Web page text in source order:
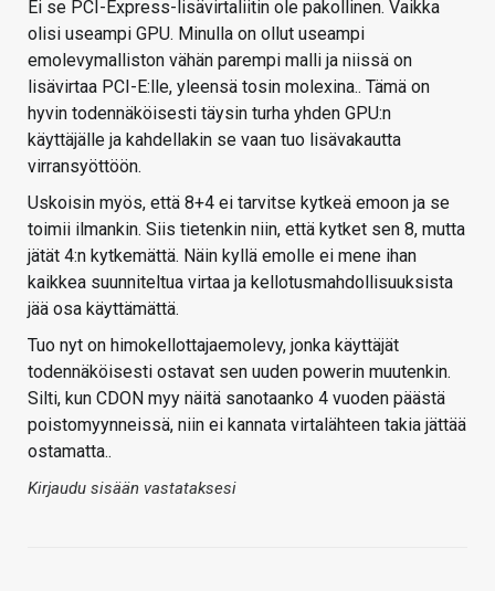
Ei se PCI-Express-lisävirtaliitin ole pakollinen. Vaikka
olisi useampi GPU. Minulla on ollut useampi
emolevymalliston vähän parempi malli ja niissä on
lisävirtaa PCI-E:lle, yleensä tosin molexina.. Tämä on
hyvin todennäköisesti täysin turha yhden GPU:n
käyttäjälle ja kahdellakin se vaan tuo lisävakautta
virransyöttöön.
Uskoisin myös, että 8+4 ei tarvitse kytkeä emoon ja se
toimii ilmankin. Siis tietenkin niin, että kytket sen 8, mutta
jätät 4:n kytkemättä. Näin kyllä emolle ei mene ihan
kaikkea suunniteltua virtaa ja kellotusmahdollisuuksista
jää osa käyttämättä.
Tuo nyt on himokellottajaemolevy, jonka käyttäjät
todennäköisesti ostavat sen uuden powerin muutenkin.
Silti, kun CDON myy näitä sanotaanko 4 vuoden päästä
poistomyynneissä, niin ei kannata virtalähteen takia jättää
ostamatta..
Kirjaudu sisään vastataksesi